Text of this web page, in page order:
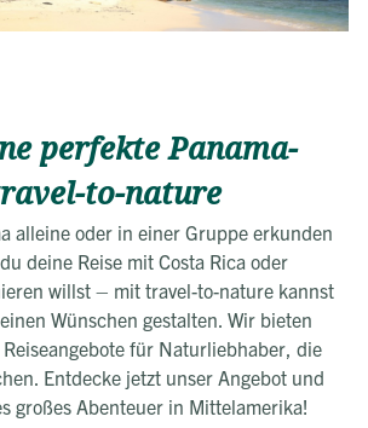
perfekte Panama-
to-nature
alleine oder in einer Gruppe erkunden
deine Reise mit Costa Rica oder
willst – mit travel-to-nature kannst
Wünschen gestalten. Wir bieten
für Naturliebhaber, die
Entdecke jetzt unser Angebot und
großes Abenteuer in Mittelamerika!